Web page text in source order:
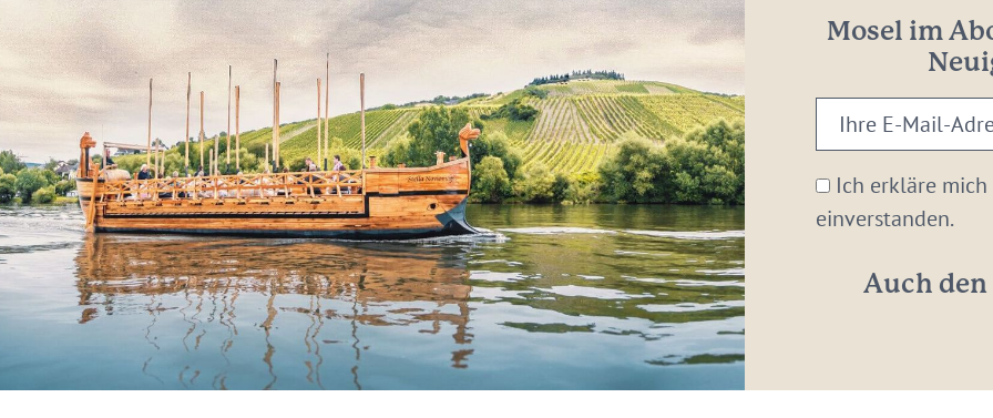
Mosel im
Ihre
E-
Mail-
Adresse:
Ich erkläre
einverstanden.
Auch den